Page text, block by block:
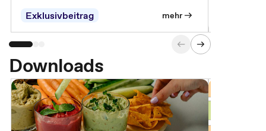
Exklusivbeitrag
mehr
Downloads